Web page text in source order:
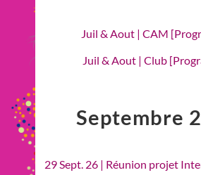
Juil & Aout | CAM
Juil & Aout | Club
Septembre
29 Sept. 26 | Réunion projet